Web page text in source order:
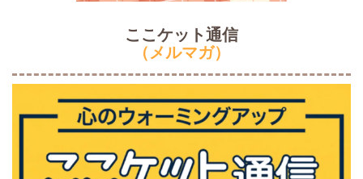
ここケット通信
（メルマガ）